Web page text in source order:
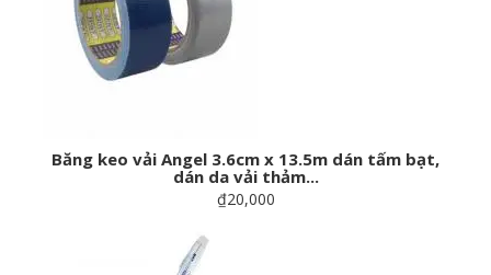
Băng keo vải Angel 3.6cm x 13.5m dán tấm bạt,
dán da vải thảm...
₫20,000